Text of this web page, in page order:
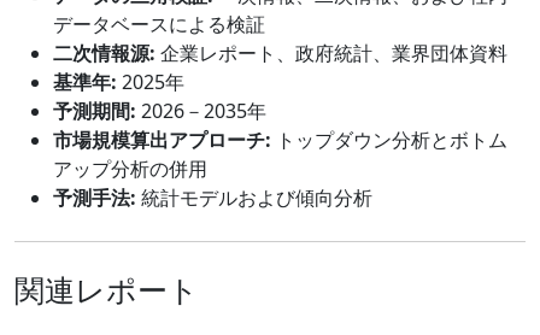
データベースによる検証
二次情報源: 企業レポート、政府統計、業界団体資料
基準年: 2025年
予測期間: 2026－2035年
市場規模算出アプローチ: トップダウン分析とボトム
アップ分析の併用
予測手法: 統計モデルおよび傾向分析
関連レポート